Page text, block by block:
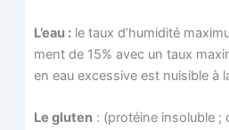
L’eau :le taux d’humidité
ment de 15% avec un taux
en eau exces­sive est nui­sible à
Le glu­ten: (pro­téine inso­luble ;